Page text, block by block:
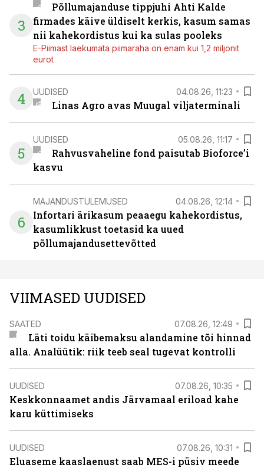
3
Põllumajanduse tippjuhi Ahti Kalde
firmades käive üldiselt kerkis, kasum samas
nii kahekordistus kui ka sulas pooleks
E-Piimast laekumata piimaraha on enam kui 1,2 miljonit
eurot
4 UUDISED 04.08.26, 11:23
Linas Agro avas Muugal viljaterminali
5
UUDISED 05.08.26, 11:17
Rahvusvaheline fond paisutab Bioforce’i
kasvu
6
MAJANDUSTULEMUSED 04.08.26, 12:14
Infortari ärikasum peaaegu kahekordistus,
kasumlikkust toetasid ka uued
põllumajandusettevõtted
VIIMASED UUDISED
SAATED 07.08.26, 12:49
Läti toidu käibemaksu alandamine tõi hinnad
alla. Analüütik: riik teeb seal tugevat kontrolli
UUDISED 07.08.26, 10:35
Keskkonnaamet andis Järvamaal eriload kahe
karu küttimiseks
UUDISED 07.08.26, 10:31
Eluaseme kaaslaenust saab MES-i püsiv meede